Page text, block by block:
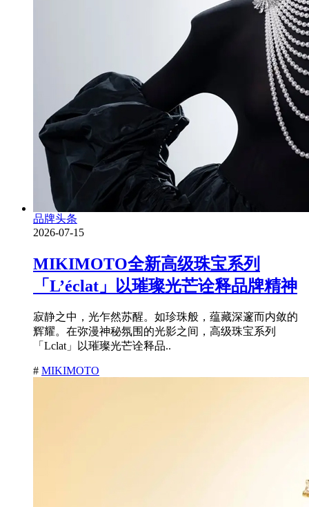
品牌头条
2026-07-15
MIKIMOTO全新高级珠宝系列
「L’éclat」以璀璨光芒诠释品牌精神
寂静之中，光乍然苏醒。如珍珠般，蕴藏深邃而内敛的
辉耀。在弥漫神秘氛围的光影之间，高级珠宝系列
「Lclat」以璀璨光芒诠释品..
# MIKIMOTO